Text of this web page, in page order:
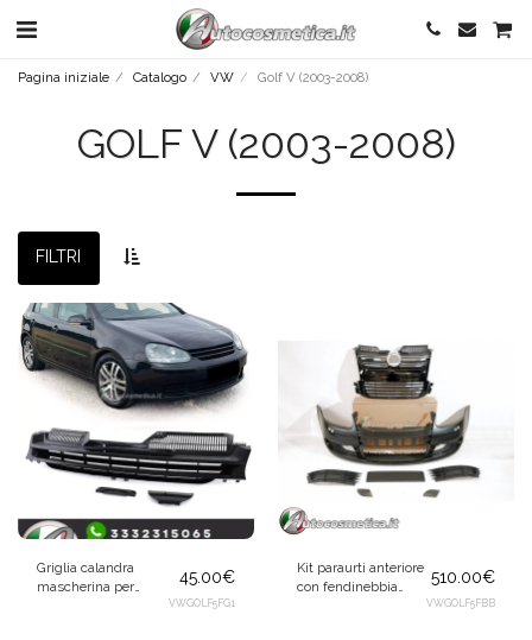
Pagina iniziale Catalogo VW Golf V (2003-2008)
GOLF V (2003-2008)
FILTRI
Griglia calandra
mascherina per
45.00€
VWGOLF5FG1
Kit paraurti anteriore
con fendinebbia
510.00€
VWGOLF5FBB